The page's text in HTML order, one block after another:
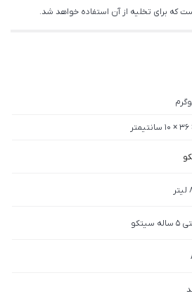
که برای تخلیه از آن استفاده خواهد شد.
سیتکو